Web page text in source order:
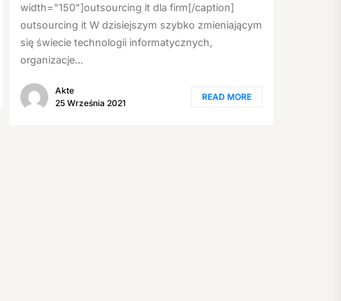
width="150"]outsourcing it dla firm[/caption]
outsourcing it W dzisiejszym szybko zmieniającym
się świecie technologii informatycznych,
organizacje...
Akte
25 Września 2021
READ MORE